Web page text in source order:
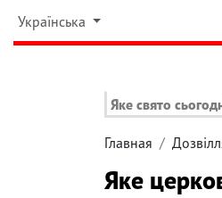
Українська
Яке свято
Главная
Яке